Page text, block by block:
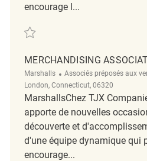
encourage l...
Sauvegarder Merchandising
MERCHANDISING
Marshalls Catégorie
Associés préposés aux
London, Connecticut, 06320
MarshallsChez TJX
apporte de nouvelles
découverte et
d'une équipe dynamique qui
encourage...